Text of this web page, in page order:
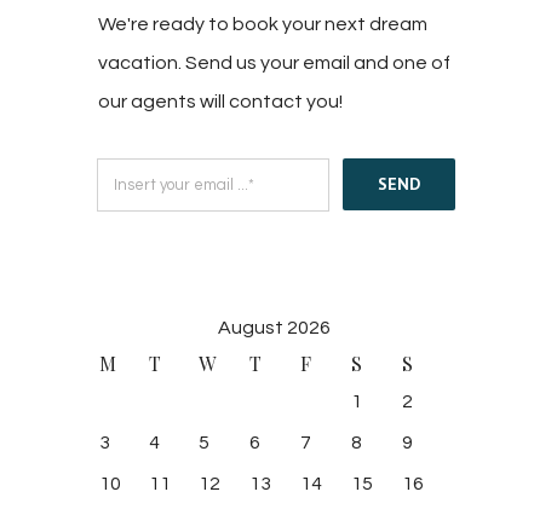
We're ready to book your next dream
vacation. Send us your email and one of
our agents will contact you!
SEND
August 2026
M T W T F S S
1 2
3 4 5 6 7 8 9
10 11 12 13 14 15 16